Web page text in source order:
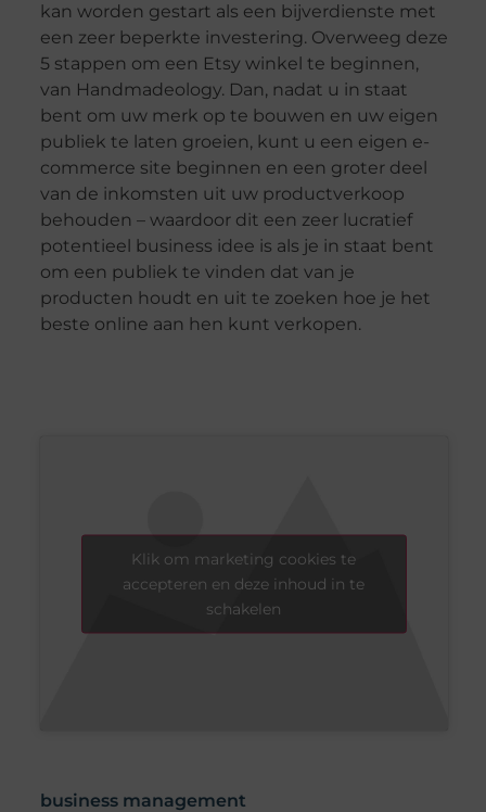
kan worden gestart als een bijverdienste met
een zeer beperkte investering. Overweeg deze
5 stappen om een Etsy winkel te beginnen,
van Handmadeology. Dan, nadat u in staat
bent om uw merk op te bouwen en uw eigen
publiek te laten groeien, kunt u een eigen e-
commerce site beginnen en een groter deel
van de inkomsten uit uw productverkoop
behouden – waardoor dit een zeer lucratief
potentieel business idee is als je in staat bent
om een publiek te vinden dat van je
producten houdt en uit te zoeken hoe je het
beste online aan hen kunt verkopen.
Klik om marketing cookies te
accepteren en deze inhoud in te
schakelen
business management